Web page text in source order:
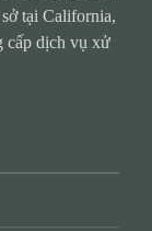
tại California,
cấp dịch vụ xử